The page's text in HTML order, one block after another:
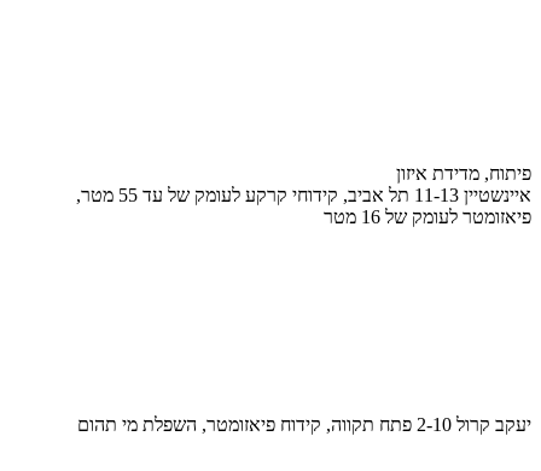
פיתוח, מדידת איזון
איינשטיין 11-13 תל אביב, קידוחי קרקע לעומק של עד 55 מטר,
פיאזומטר לעומק של 16 מטר
יעקב קרול 2-10 פתח תקווה, קידוח פיאזומטר, השפלת מי תהום